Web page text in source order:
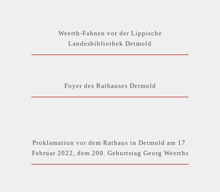
Weerth-Fahnen vor der Lippische
Landesbibliothek Detmold
Foyer des Rathauses Detmold
Proklamation vor dem Rathaus in Detmold am 17.
Februar 2022, dem 200. Geburtstag Georg Weerths